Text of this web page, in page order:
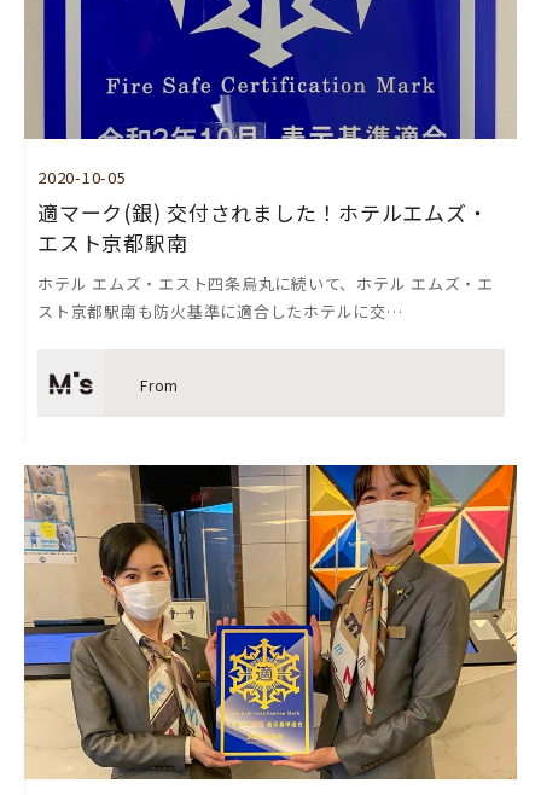
2020-10-05
適マーク(銀) 交付されました！ホテルエムズ・
エスト京都駅南
ホテル エムズ・エスト四条烏丸に続いて、ホテル エムズ・エ
スト京都駅南も防火基準に適合したホテルに交…
From